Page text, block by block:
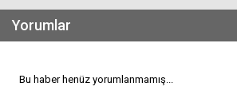
Yorumlar
Bu haber henüz yorumlanmamış...